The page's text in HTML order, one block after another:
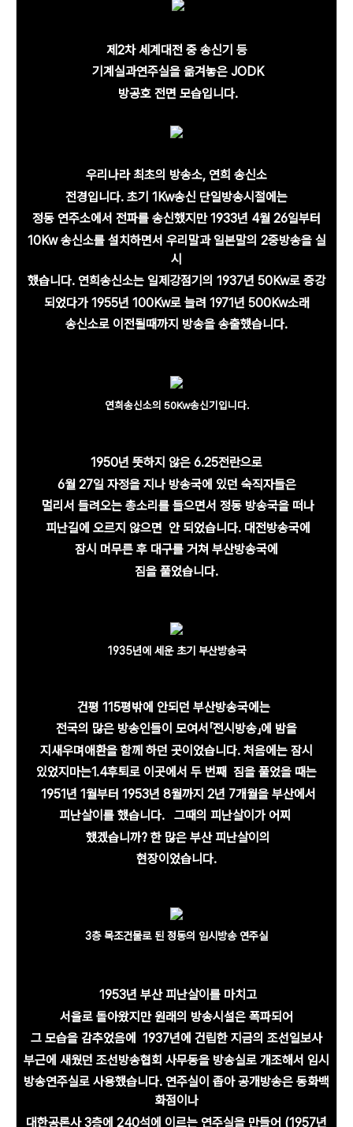
제2차 세계대전 중 송신기 등
기계실과연주실을 옮겨놓은 JODK
방공호 전면 모습입니다.
우리나라 최초의 방송소, 연희 송신소
전경입니다. 초기 1Kw송신 단일방송시절에는
정동 연주소에서 전파를 송신했지만 1933년 4월 26일부터
10Kw 송신소를 설치하면서 우리말과 일본말의 2중방송을 실
시
했습니다. 연희송신소는 일제강점기의 1937년 50Kw로 증강
되었다가 1955년 100Kw로 늘려 1971년 500Kw소래
송신소로 이전될때까지 방송을 송출했습니다.
연희송신소의 50Kw송신기입니다.
1950년 뜻하지 않은 6.25전란으로
6월 27일 자정을 지나 방송국에 있던 숙직자들은
멀리서 들려오는 총소리를 들으면서 정동 방송국을 떠나
피난길에 오르지 않으면 안 되었습니다. 대전방송국에
잠시 머무른 후 대구를 거쳐 부산방송국에
짐을 풀었습니다.
1935년에 세운 초기 부산방송국
건평 115평밖에 안되던 부산방송국에는
전국의 많은 방송인들이 모여서「전시방송」에 밤을
지새우며애환을 함께 하던 곳이었습니다. 처음에는 잠시
있었지마는1.4후퇴로 이곳에서 두 번째 짐을 풀었을 때는
1951년 1월부터 1953년 8월까지 2년 7개월을 부산에서
피난살이를 했습니다. 그때의 피난살이가 어찌
했겠습니까? 한 많은 부산 피난살이의
현장이었습니다.
3층 목조건물로 된 정동의 임시방송 연주실
1953년 부산 피난살이를 마치고
서울로 돌아왔지만 원래의 방송시설은 폭파되어
그 모습을 감추었음에
1937년에 건립한 지금의 조선일보사
부근에 새웠던 조선방송협회 사무동을 방송실로 개조해서 임시
방송연주실로 사용했습니다. 연주실이 좁아 공개방송은 동화백
화점이나
대한공론사 3층에 240석에 이르는 연주실을 만들어 (1957년